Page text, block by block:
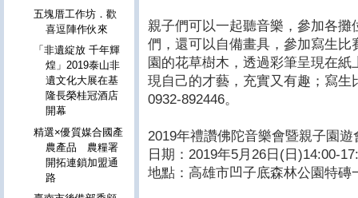
親子們可以一起聽音樂，參加各
們，還可以自備畫具，參加寫生
園的花草樹木，透過彩筆呈現在
現自己的才藝，充實又有趣；寫
0932-892446。
2019年禮讚佛陀音樂會暨親子園遊
日期：2019年5月26日(日)14:00-
地點：高雄市凹子底森林公園特磚
五塊厝工作坊．歡
喜逗陣作伙來
「非遺綻放 千年輝
煌」2019泰山非
遺文化大展在基
隆長榮桂冠酒店
開幕
精選×優質媒合國產
農產品 農糧署
開拓連鎖加盟通
路